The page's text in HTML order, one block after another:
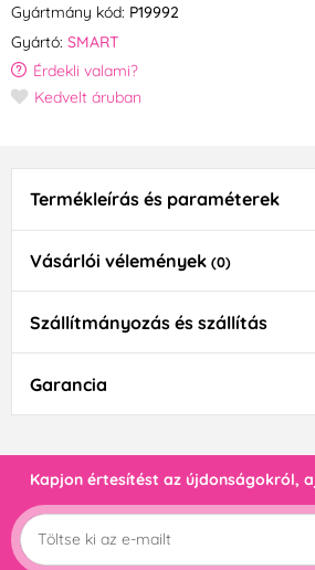
Gyártmány kód: P19992
Gyártó: SMART
Érdekli valami?
Kedvelt áruban
Termékleírás és paraméterek
Vásárlói vélemények (0)
Szállítmányozás és szállítás
Garancia
Kapjon értesítést az újdonságokról,